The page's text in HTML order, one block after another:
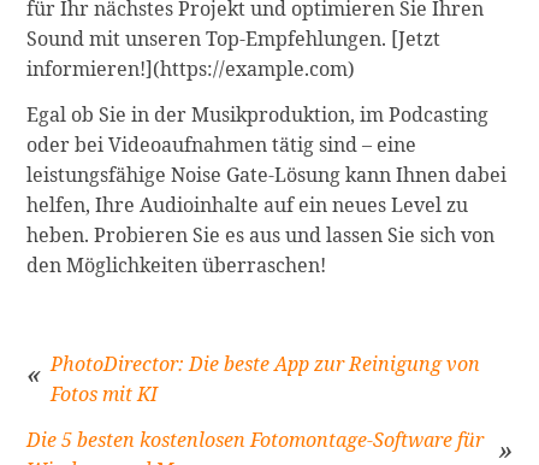
für Ihr nächstes Projekt und optimieren Sie Ihren
Sound mit unseren Top-Empfehlungen. [Jetzt
informieren!](https://example.com)
Egal ob Sie in der Musikproduktion, im Podcasting
oder bei Videoaufnahmen tätig sind – eine
leistungsfähige Noise Gate-Lösung kann Ihnen dabei
helfen, Ihre Audioinhalte auf ein neues Level zu
heben. Probieren Sie es aus und lassen Sie sich von
den Möglichkeiten überraschen!
Beitragsnavigation
PhotoDirector: Die beste App zur Reinigung von
Fotos mit KI
Die 5 besten kostenlosen Fotomontage-Software für